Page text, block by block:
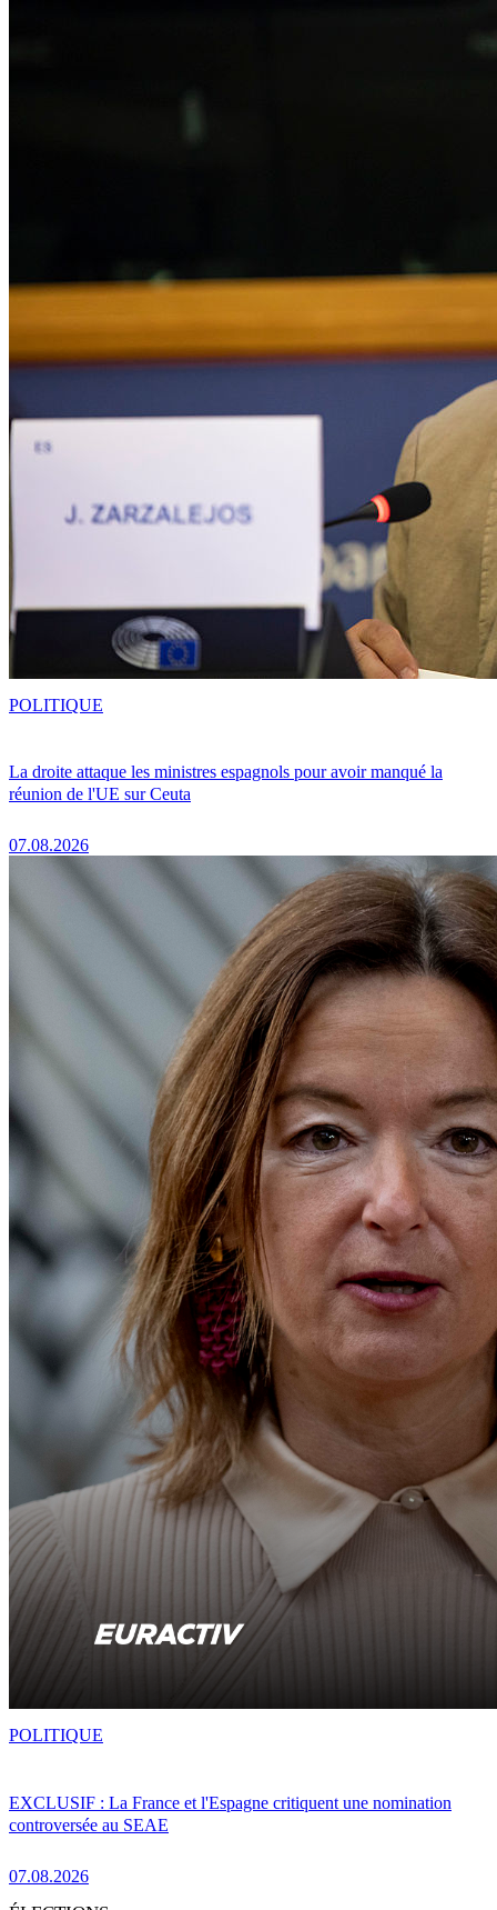
La droite attaque les ministres espagnols pour avoir manqué la
réunion de l'UE sur Ceuta
07.08.2026
POLITIQUE
EXCLUSIF : La France et l'Espagne critiquent une nomination
controversée au SEAE
07.08.2026
POLITIQUE